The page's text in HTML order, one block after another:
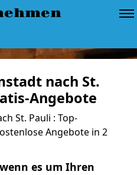
nach St.
Angebote
St. Pauli : Top-
Angebote in 2
es um Ihren